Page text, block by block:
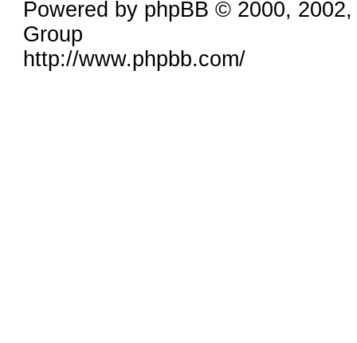
Powered by phpBB © 2000,
Group
http://www.phpbb.com/